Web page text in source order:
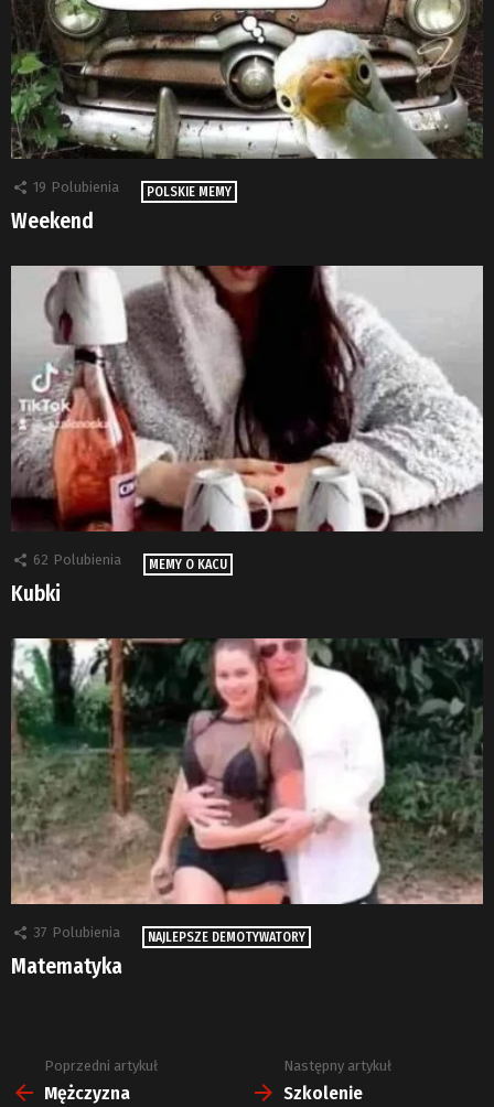
19 Polubienia POLSKIE MEMY
Weekend
62 Polubienia MEMY O KACU
Kubki
37 Polubienia NAJLEPSZE DEMOTYWATORY
Matematyka
Zobacz
więcej
Poprzedni artykuł
Mężczyzna
Następny artykuł
Szkolenie